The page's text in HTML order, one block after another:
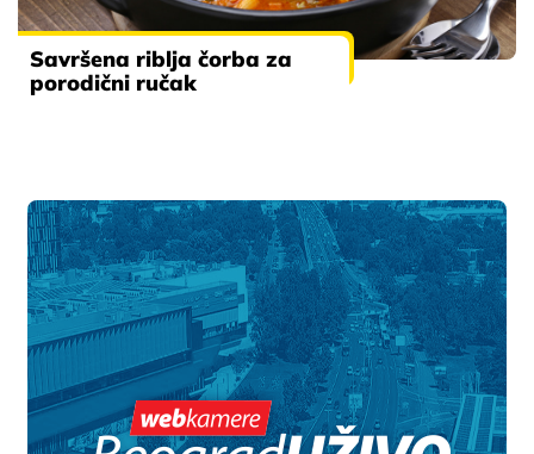
Savršena riblja čorba za
porodični ručak